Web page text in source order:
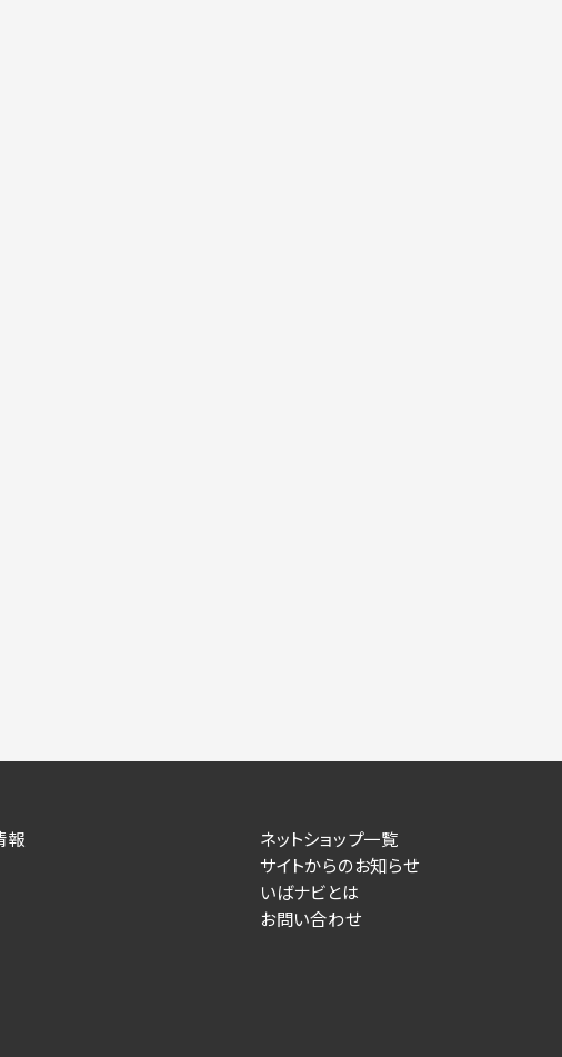
報
ネットショップ一覧
サイトからのお知らせ
いばナビとは
お問い合わせ